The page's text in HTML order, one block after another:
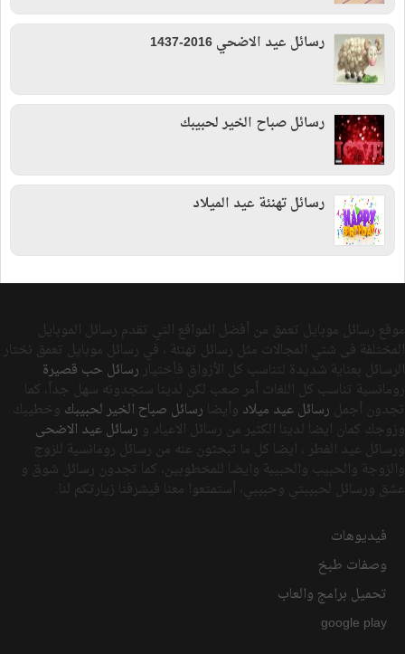
رسائل عيد الاضحي 2016-1437
رسائل صباح الخير لحبيبك
رسائل تهنئة عيد الميلاد
موقع رسائل موبايل تعمق من أفضل المواقع التي تقدم رسائل الموبايل
المختلفة فى شتي المجالات مثل رسائل تهنئة ، في رسائل موبايل تعمق نختار
الرسائل بعناية شديدة لتناسب كل الأزواق فأختياررسائل حب قصيرة
رومانسية تناسب كل اللغات أمر صعب لكن لدينا ستجدونه سهل جداً، كما
تجدون أجمل رسائل عيد ميلاد وأيضا رسائل صباح الخير لحبيبك وخطيبك
وزوجك كمان ايضا لدينا الكثير من رسائل الاعياد و رسائل عيد الاضحى
ورسائل عيد الفطر ، ايضا كل ما تبحثون عنه من رسائل رومانسية للزوج
والزوجة والحبيب والحبيبة وايضا للمخطوبين، كما تجدون رسائل شوق و
عشق ورسائل لحبيبتي وحبيبي، أستمتعوا معنا فيشرفنا زيارتكم لنا.
فيديوهات
وصفات طبخ
تحميل برامج والعاب
google play